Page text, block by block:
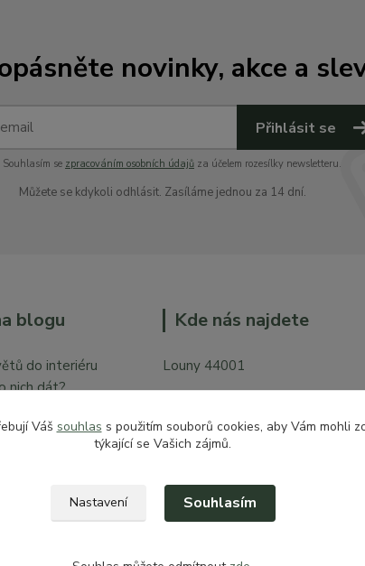
novinky, akce a
Přihlásit se
Souhlasím se zpracováním osobních údajů za účelem rozesílky newsletteru.
Můžete se kdykoli odhlásit. Zasíláme jednou za 14 dní.
blogu
do interiéru
nich dát?
Kde nás najdete
Louny 44001
Vchod z České ulice prodejna
Váš souhlas s použitím souborů cookies, aby Vám mohli
týkající se Vašich zájmů.
Nastavení Souhlasím